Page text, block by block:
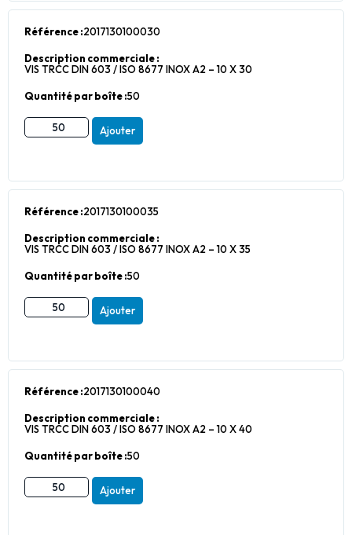
Référence :2017130100030
Description commerciale :
VIS TRCC DIN 603 / ISO 8677 INOX A2 – 10 X 30
Quantité par boîte :50
Ajouter
Référence :2017130100035
Description commerciale :
VIS TRCC DIN 603 / ISO 8677 INOX A2 – 10 X 35
Quantité par boîte :50
Ajouter
Référence :2017130100040
Description commerciale :
VIS TRCC DIN 603 / ISO 8677 INOX A2 – 10 X 40
Quantité par boîte :50
Ajouter